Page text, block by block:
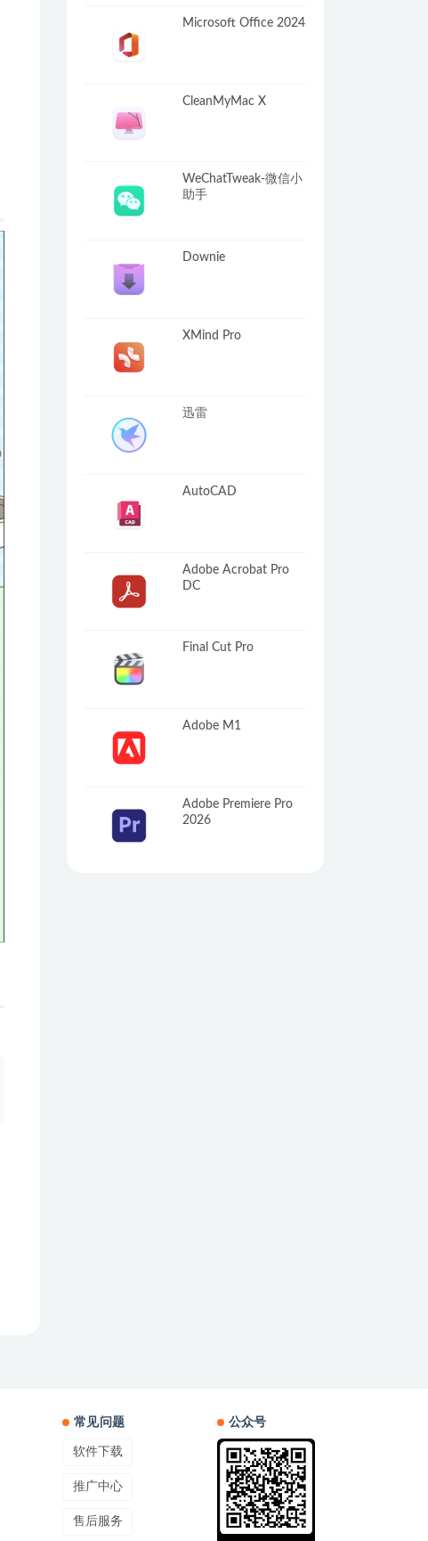
Microsoft Office 2024
CleanMyMac X
WeChatTweak-微信小
助手
Downie
XMind Pro
迅雷
AutoCAD
Adobe Acrobat Pro
DC
Final Cut Pro
Adobe M1
Adobe Premiere Pro
2026
常见问题
软件下载
推广中心
售后服务
公众号